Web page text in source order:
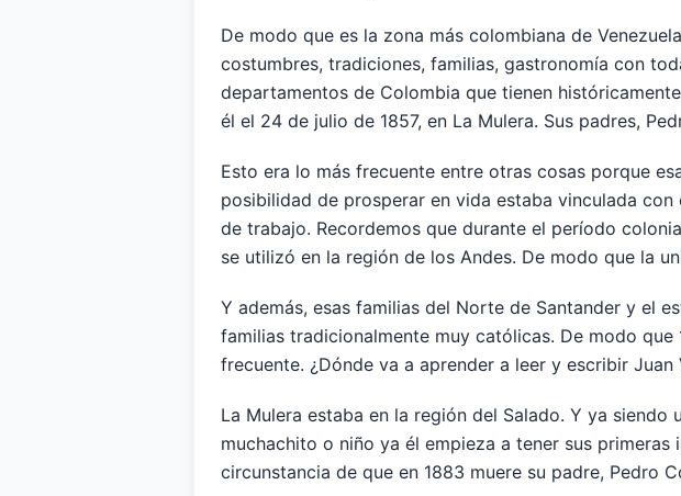
De modo que es la zona más colombiana de
costumbres, tradiciones, familias, gastronomía con
departamentos de Colombia que tienen
él el 24 de julio de 1857, en La Mulera. Sus padres,
Esto era lo más frecuente entre otras cosas porque
posibilidad de prosperar en vida estaba vinculada
de trabajo. Recordemos que durante el período
se utilizó en la región de los Andes. De modo que la
Y además, esas familias del Norte de Santander y el
familias tradicionalmente muy católicas. De modo
frecuente. ¿Dónde va a aprender a leer y escribir
La Mulera estaba en la región del Salado. Y ya
muchachito o niño ya él empieza a tener sus
circunstancia de que en 1883 muere su padre, Pedro